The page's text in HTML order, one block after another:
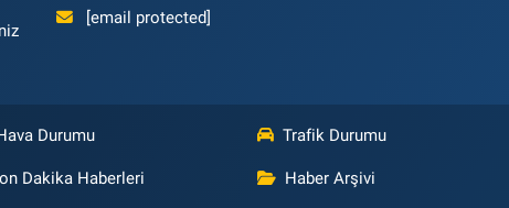
[email protected]
Durumu Trafik Durumu
Dakika Haberleri Haber Arşivi